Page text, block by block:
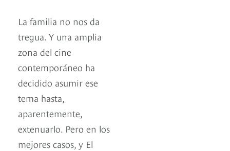
La familia no nos da
tregua. Y una amplia
zona del cine
contemporáneo ha
decidido asumir ese
tema hasta,
aparentemente,
extenuarlo. Pero en los
mejores casos, y El